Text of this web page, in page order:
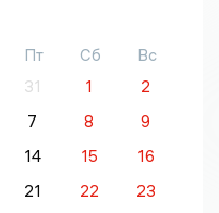
Пт Сб
Вс
31 1
2
7 8
9
14 15
16
21 22
23